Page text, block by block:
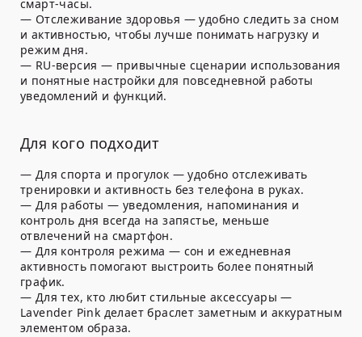
смарт-часы.
— Отслеживание здоровья — удобно следить за сном
и активностью, чтобы лучше понимать нагрузку и
режим дня.
— RU-версия — привычные сценарии использования
и понятные настройки для повседневной работы
уведомлений и функций.
Для кого подходит
— Для спорта и прогулок — удобно отслеживать
тренировки и активность без телефона в руках.
— Для работы — уведомления, напоминания и
контроль дня всегда на запястье, меньше
отвлечений на смартфон.
— Для контроля режима — сон и ежедневная
активность помогают выстроить более понятный
график.
— Для тех, кто любит стильные аксессуары —
Lavender Pink делает браслет заметным и аккуратным
элементом образа.